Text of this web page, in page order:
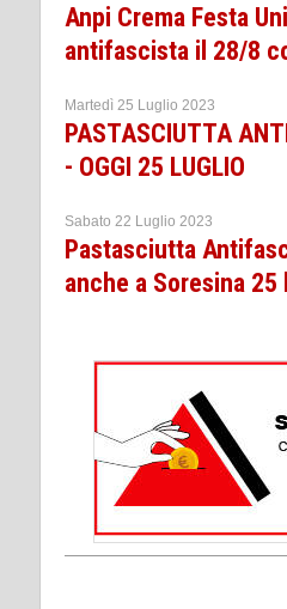
Anpi Crema Festa
antifascista il 28/8
Martedì 25 Luglio 2023
PASTASCIUTTA
- OGGI 25 LUGLIO
Sabato 22 Luglio 2023
Pastasciutta
anche a Soresina 25